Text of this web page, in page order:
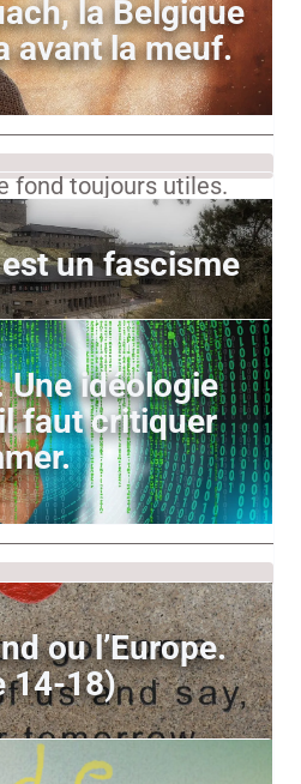
la Belgique
avant la meuf.
fond toujours utiles.
un fascisme
Une idéologie
faut critiquer
ou l’Europe.
14-18)